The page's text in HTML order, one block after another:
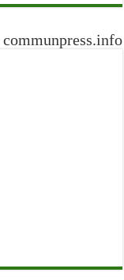
communpress.info